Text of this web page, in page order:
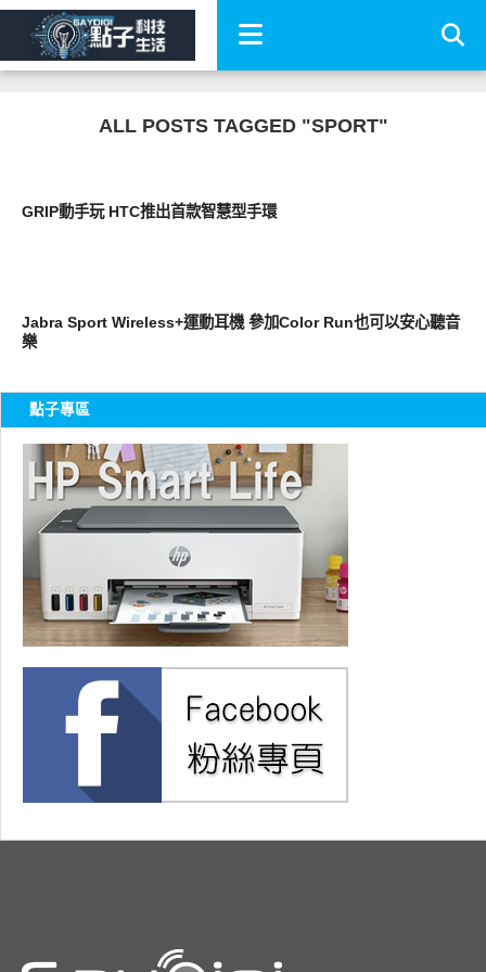
ALL POSTS TAGGED "SPORT"
GRIP動手玩 HTC推出首款智慧型手環
Jabra Sport Wireless+運動耳機 參加Color Run也可以安心聽音
樂
點子專區